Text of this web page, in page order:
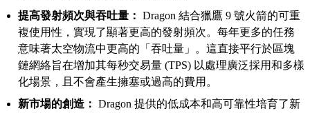
提高發射頻次與吞吐量： Dragon 結合獵鷹 9 號火箭的可重
複使用性，實現了顯著更高的發射頻次。每年更多的任務
意味著太空物流中更高的「吞吐量」。這直接平行於區塊
鏈網絡旨在增加其每秒交易量 (TPS) 以處理廣泛採用和多樣
化場景，且不會產生擁塞或過高的費用。
新市場的創造： Dragon 提供的低成本和高可靠性培育了新